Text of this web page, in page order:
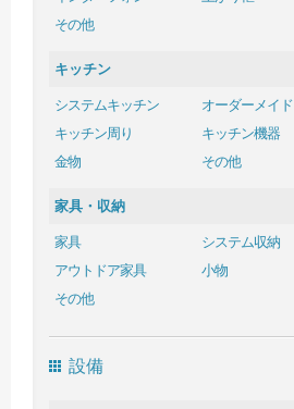
その他
キッチン
システムキッチン
オーダーメイド
キッチン周り
キッチン機器
金物
その他
家具・収納
家具
システム収納
アウトドア家具
小物
その他
設備